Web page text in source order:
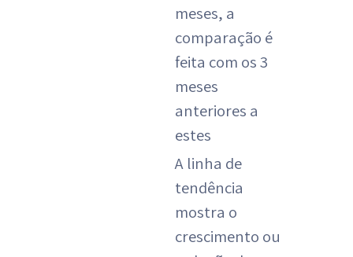
meses, a
comparação é
feita com os 3
meses
anteriores a
estes
A linha de
tendência
mostra o
crescimento ou